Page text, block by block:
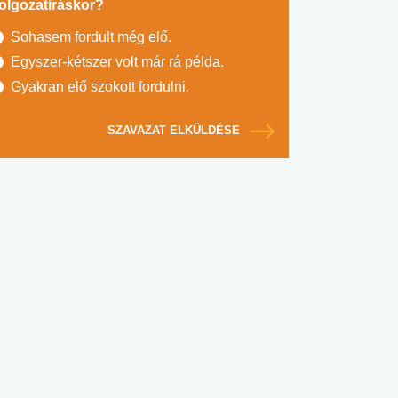
Sohasem fordult még elő.
Egyszer-kétszer volt már rá példa.
Gyakran elő szokott fordulni.
SZAVAZAT ELKÜLDÉSE